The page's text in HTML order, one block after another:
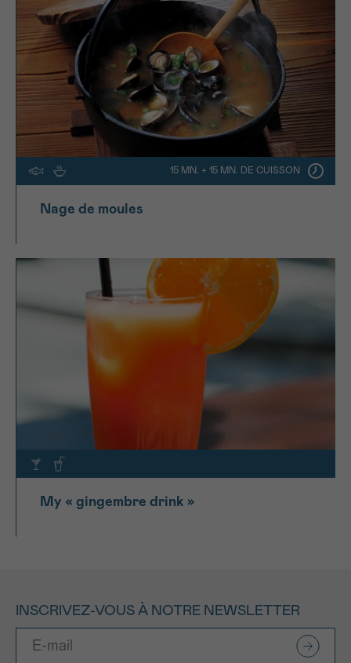
15 MN. + 15 MN. DE CUISSON
Nage de moules
My « gingembre drink »
INSCRIVEZ-VOUS À NOTRE NEWSLETTER